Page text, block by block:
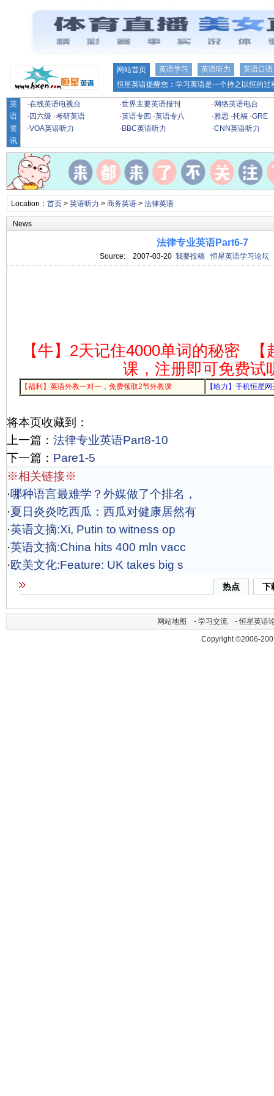
网站首页 英语学习 英语听力
英语口语
恒星英语提醒您：学习英语是一个持之以恒的
英
语
资
讯
·在线英语电视台 ·世界主要英语报刊 · 网络英语电台
· 四六级 ·考研英语 ·英语专四 ·英语专八 ·雅思 ·托福 ·GRE
·VOA英语听力 · BBC英语听力 ·CNN英语听力
Location： 首页> 英语听力 > 商务英语> 法律英语
News
法律专业英语Part6-7
Source: 2007-03-20 我要投稿 恒星英语学习论坛
【牛】2天记住4000单词的秘密
课，注册即可免费试
【福利】英语外教一对一，免费领取2节外教课 【给力】手机恒星
将本页收藏到：
上一篇： 法律专业英语Part8-10
下一篇： Pare1-5
※相关链接※
·哪种语言最难学？外媒做了个排名，
·夏日炎炎吃西瓜：西瓜对健康居然有
·英语文摘:Xi, Putin to witness op
·英语文摘:China hits 400 mln vacc
·欧美文化:Feature: UK takes big s
热点 下
网站地图 - 学习交流 -恒星英语
Copyright ©2006-